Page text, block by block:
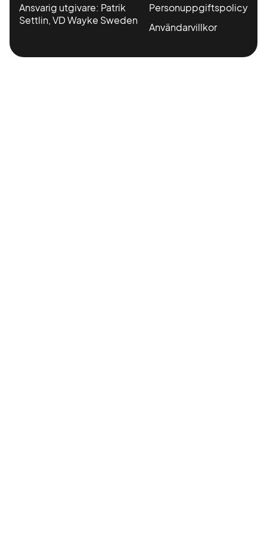
Ansvarig utgivare: Patrik
Settlin, VD Wayke Sweden
Personuppgiftspolicy
Användarvillkor